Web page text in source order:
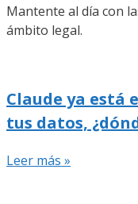
Mantente al día con
ámbito legal.
Claude ya está
tus datos,
Leer más »